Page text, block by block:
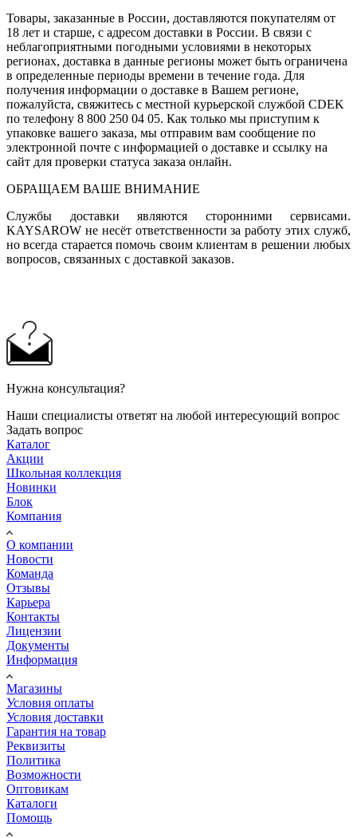
Товары, заказанные в России, доставляются покупателям от
18 лет и старше, с адресом доставки в России. В связи с
неблагоприятными погодными условиями в некоторых
регионах, доставка в данные регионы может быть ограничена
в определенные периоды времени в течение года. Для
получения информации о доставке в Вашем регионе,
пожалуйста, свяжитесь с местной курьерской службой CDEK
по телефону 8 800 250 04 05. Как только мы приступим к
упаковке вашего заказа, мы отправим вам сообщение по
электронной почте с информацией о доставке и ссылку на
сайт для проверки статуса заказа онлайн.
ОБРАЩАЕМ ВАШЕ ВНИМАНИЕ
Службы доставки являются сторонними сервисами.
KAYSAROW не несёт ответственности за работу этих служб,
но всегда старается помочь своим клиентам в решении любых
вопросов, связанных с доставкой заказов.
Нужна консультация?
Наши специалисты ответят на любой интересующий вопрос
Задать вопрос
Каталог
Акции
Школьная коллекция
Новинки
Блок
Компания
О компании
Новости
Команда
Отзывы
Карьера
Контакты
Лицензии
Документы
Информация
Магазины
Условия оплаты
Условия доставки
Гарантия на товар
Реквизиты
Политика
Возможности
Оптовикам
Каталоги
Помощь